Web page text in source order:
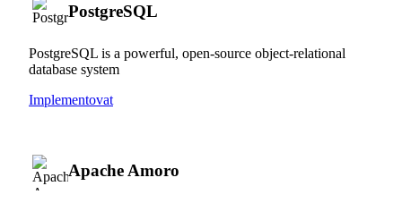
PostgreSQL
PostgreSQL is a powerful, open-source object-relational
database system
Implementovat
Apache Amoro